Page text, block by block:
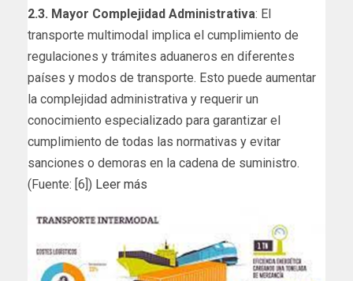
2.3. Mayor Complejidad Administrativa: El
transporte multimodal implica el cumplimiento de
regulaciones y trámites aduaneros en diferentes
países y modos de transporte. Esto puede aumentar
la complejidad administrativa y requerir un
conocimiento especializado para garantizar el
cumplimiento de todas las normativas y evitar
sanciones o demoras en la cadena de suministro.
(Fuente: [6]) Leer más